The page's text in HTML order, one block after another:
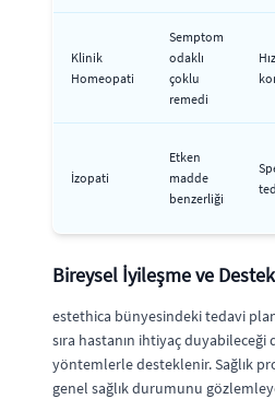
Klinik
Homeopati
Semptom
odaklı
çoklu
remedi
İzopati
Etken
madde
benzerliği
Bireysel İyileşme ve
estethica bünyesindeki tedavi
sıra hastanın ihtiyaç duyabileceği
yöntemlerle desteklenir. Sağlık
genel sağlık durumunu